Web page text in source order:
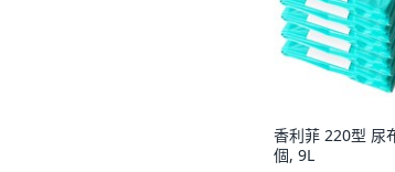
香利菲 220型 尿
個, 9L